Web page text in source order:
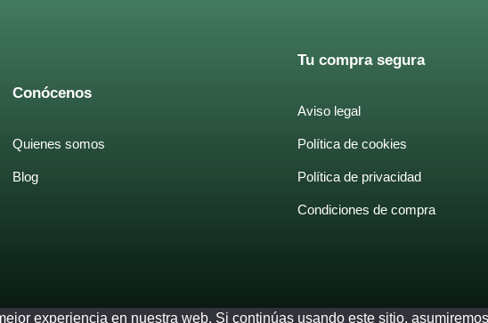
Conócenos
Quienes somos
Blog
Tu compra segura
Aviso legal
Política de cookies
Política de privacidad
Condiciones de compra
experiencia en nuestra web. Si continúas usando este sitio,